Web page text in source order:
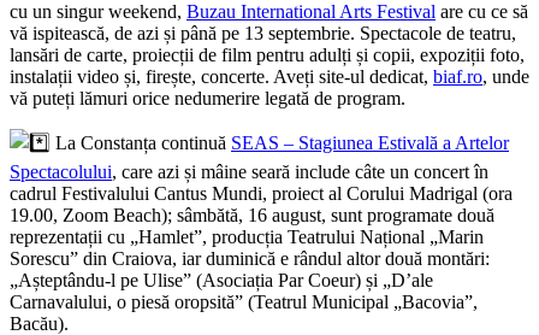
cu un singur weekend, Buzau International Arts Festival are cu ce să
vă ispitească, de azi și până pe 13 septembrie. Spectacole de teatru,
lansări de carte, proiecții de film pentru adulți și copii, expoziții foto,
instalații video și, firește, concerte. Aveți site-ul dedicat, biaf.ro, unde
vă puteți lămuri orice nedumerire legată de program.
La Constanța continuă SEAS – Stagiunea Estivală a Artelor
Spectacolului, care azi și mâine seară include câte un concert în
cadrul Festivalului Cantus Mundi, proiect al Corului Madrigal (ora
19.00, Zoom Beach); sâmbătă, 16 august, sunt programate două
reprezentații cu „Hamlet”, producția Teatrului Național „Marin
Sorescu” din Craiova, iar duminică e rândul altor două montări:
„Așteptându-l pe Ulise” (Asociația Par Coeur) și „D’ale
Carnavalului, o piesă oropsită” (Teatrul Municipal „Bacovia”,
Bacău).